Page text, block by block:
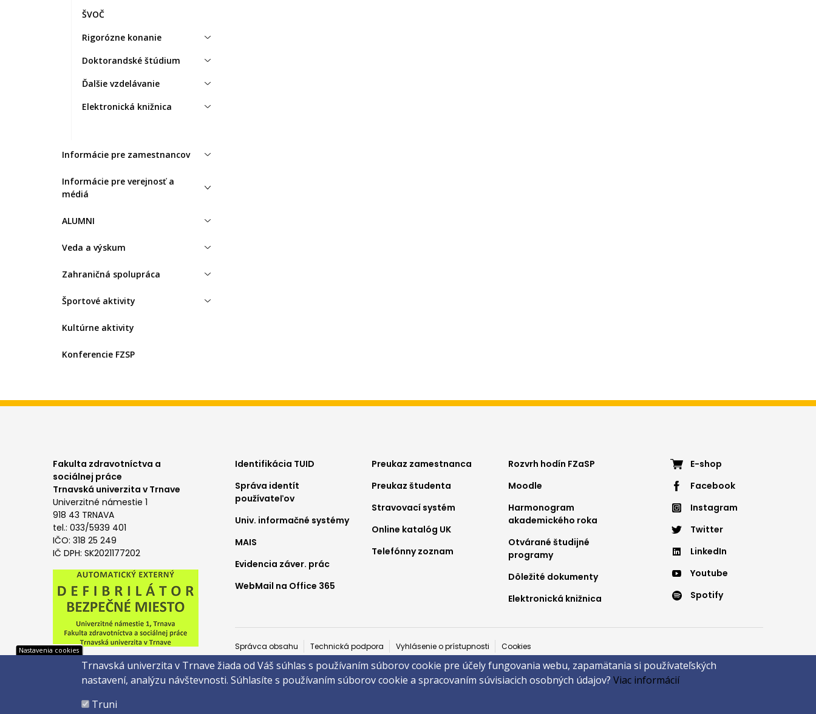
ŠVOČ
Rigorózne konanie
Doktorandské štúdium
Ďalšie vzdelávanie
Elektronická knižnica
Informácie pre zamestnancov
Informácie pre verejnosť a
médiá
ALUMNI
Veda a výskum
Zahraničná spolupráca
Športové aktivity
Kultúrne aktivity
Konferencie FZSP
Fakulta zdravotníctva a
sociálnej práce
Trnavská univerzita v Trnave
Univerzitné námestie 1
918 43 TRNAVA
tel.: 033/5939 401
IČO: 318 25 249
IČ DPH: SK2021177202
Footer
menu
1
Identifikácia TUID
Správa identít
používateľov
Univ. informačné systémy
MAIS
Evidencia záver. prác
WebMail na Office 365
Footer
menu
2
Preukaz zamestnanca
Preukaz študenta
Stravovací systém
Online katalóg UK
Telefónny zoznam
Footer
menu
3
Rozvrh hodín FZaSP
Moodle
Harmonogram
akademického roka
Otvárané študijné
programy
Dôležité dokumenty
Elektronická knižnica
Footer
menu
E-shop
Facebook
Instagram
Twitter
LinkedIn
Youtube
Spotify
Päta
Správca obsahu Technická podpora Vyhlásenie o prístupnosti Cookies
Copyright ©2026 Fakulta zdravotníctva a sociálnej práce · Trnavská univerzita v Trnave
Created byActivIT s.r.o.
Nastavenia cookies
Trnavská univerzita v Trnave žiada od Váš súhlas s používaním súborov cookie pre účely fungovania webu, zapamätania si používateľských
nastavení, analýzu návštevnosti. Súhlasíte s používaním súborov cookie a spracovaním súvisiacich osobných údajov?Viac informácií
Truni